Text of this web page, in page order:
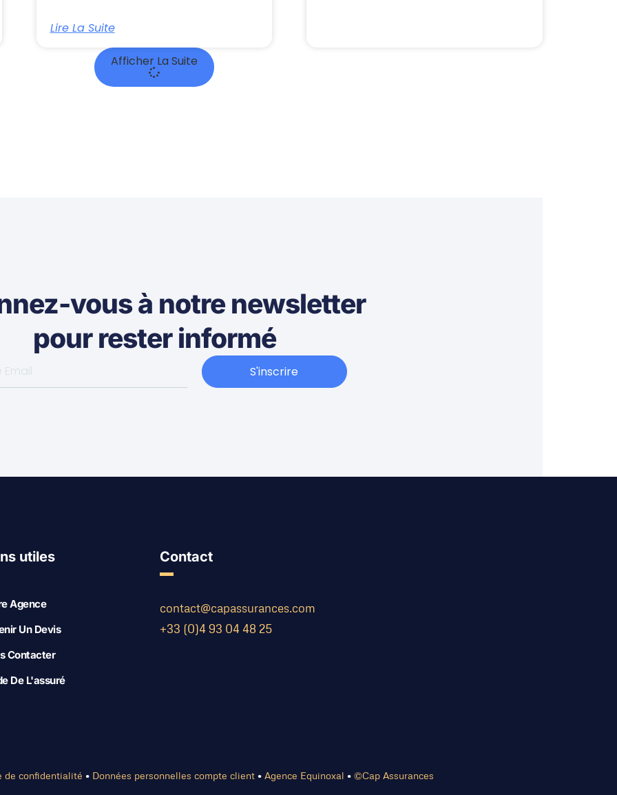
Lire La Suite
Afficher La Suite
vous à notre newsletter
pour rester informé
S'inscrire
utiles
Agence
Un Devis
Contacter
De L'assuré
Contact
contact@capassurances.com
+33 (0)4 93 04 48 25
de confidentialité • Données personnelles compte client• Agence Equinoxal • ©Cap Assurances